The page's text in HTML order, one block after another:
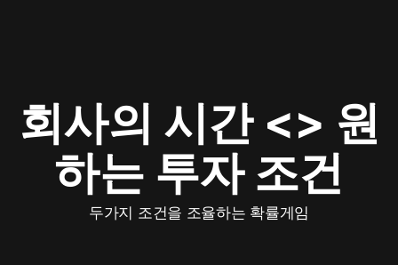
회사의 시간 <> 원
하는 투자 조건
두가지 조건을 조율하는 확률게임